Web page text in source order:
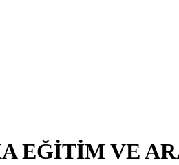
EĞİTİM VE